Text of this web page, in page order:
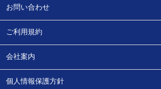
お問い合わせ
ご利用規約
会社案内
個人情報保護方針